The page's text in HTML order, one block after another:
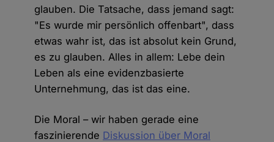
glauben. Die Tatsache, dass jemand sagt:
"Es wurde mir persönlich offenbart", dass
etwas wahr ist, das ist absolut kein Grund,
es zu glauben. Alles in allem: Lebe dein
Leben als eine evidenzbasierte
Unternehmung, das ist das eine.
Die Moral – wir haben gerade eine
faszinierende Diskussion über Moral